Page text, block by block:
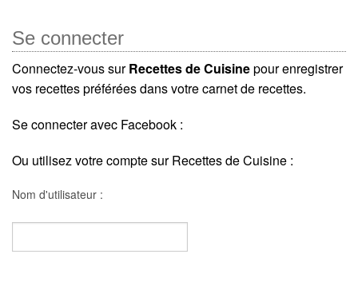
Se connecter
Connectez-vous surRecettes de Cuisinepour enregistrer
vos recettes préférées dans votre carnet de recettes.
Se connecter avec Facebook :
Ou utilisez votre compte sur Recettes de Cuisine :
Nom d'utilisateur :